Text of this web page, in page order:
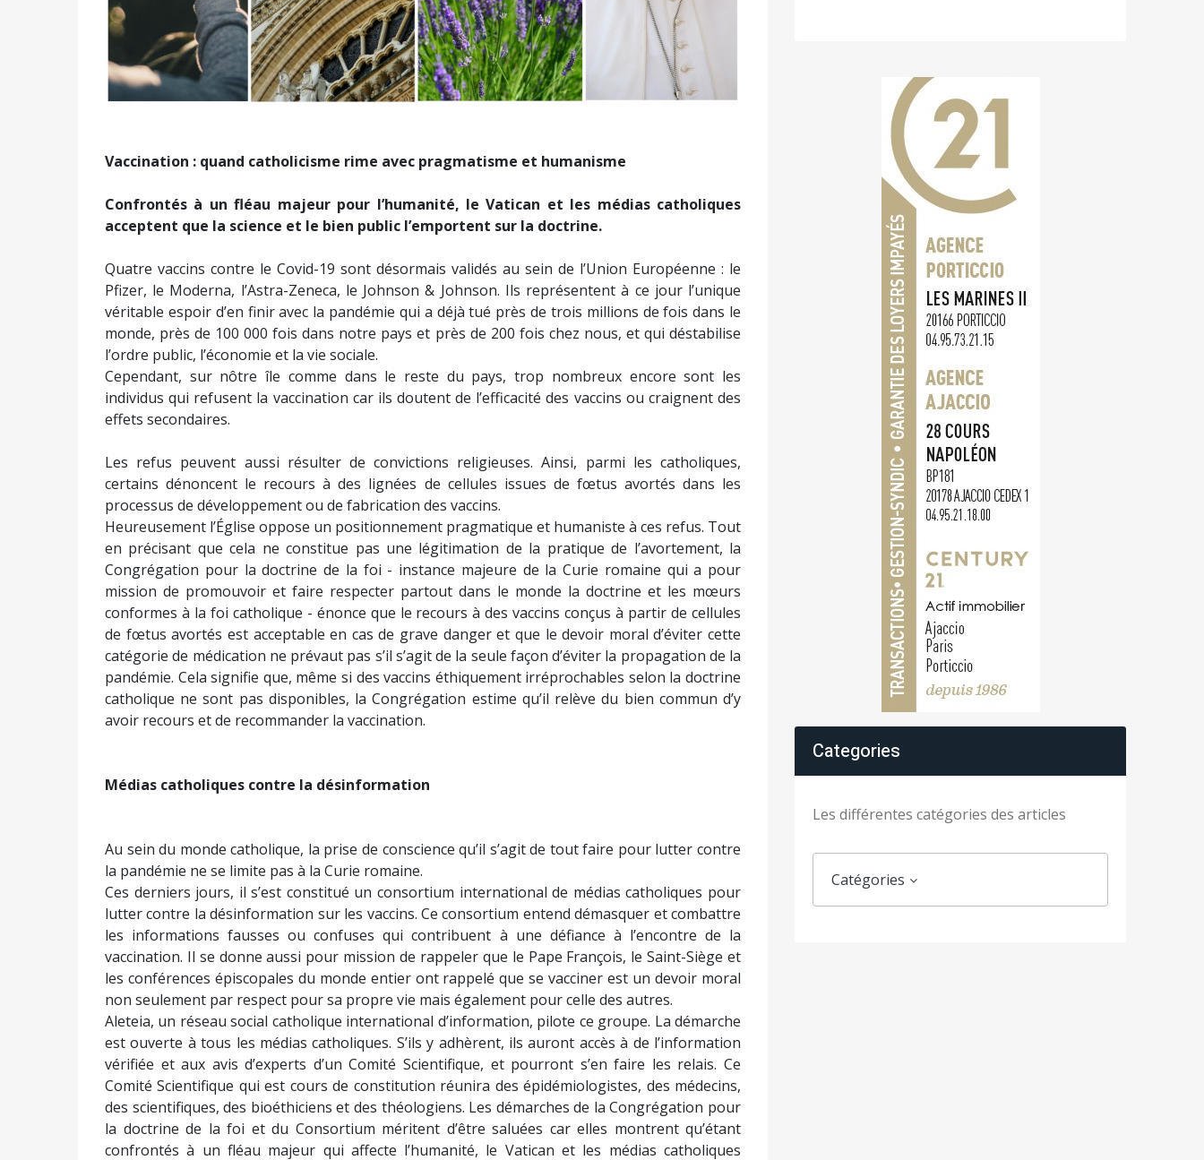
Vaccination : quand catholicisme rime avec pragmatisme et humanisme
Confrontés à un fléau majeur pour l’humanité, le Vatican et les médias catholiques
acceptent que la science et le bien public l’emportent sur la doctrine.
Quatre vaccins contre le Covid-19 sont désormais validés au sein de l’Union Européenne : le
Pfizer, le Moderna, l’Astra-Zeneca, le Johnson & Johnson. Ils représentent à ce jour l’unique
véritable espoir d’en finir avec la pandémie qui a déjà tué près de trois millions de fois dans le
monde, près de 100 000 fois dans notre pays et près de 200 fois chez nous, et qui déstabilise
l’ordre public, l’économie et la vie sociale.
Cependant, sur nôtre île comme dans le reste du pays, trop nombreux encore sont les
individus qui refusent la vaccination car ils doutent de l’efficacité des vaccins ou craignent des
effets secondaires.
Les refus peuvent aussi résulter de convictions religieuses. Ainsi, parmi les catholiques,
certains dénoncent le recours à des lignées de cellules issues de fœtus avortés dans les
processus de développement ou de fabrication des vaccins.
Heureusement l’Église oppose un positionnement pragmatique et humaniste à ces refus. Tout
en précisant que cela ne constitue pas une légitimation de la pratique de l’avortement, la
Congrégation pour la doctrine de la foi - instance majeure de la Curie romaine qui a pour
mission de promouvoir et faire respecter partout dans le monde la doctrine et les mœurs
conformes à la foi catholique - énonce que le recours à des vaccins conçus à partir de cellules
de fœtus avortés est acceptable en cas de grave danger et que le devoir moral d’éviter cette
catégorie de médication ne prévaut pas s’il s’agit de la seule façon d’éviter la propagation de la
pandémie. Cela signifie que, même si des vaccins éthiquement irréprochables selon la doctrine
catholique ne sont pas disponibles, la Congrégation estime qu’il relève du bien commun d’y
avoir recours et de recommander la vaccination.
Médias catholiques contre la désinformation
Au sein du monde catholique, la prise de conscience qu’il s’agit de tout faire pour lutter contre
la pandémie ne se limite pas à la Curie romaine.
Ces derniers jours, il s’est constitué un consortium international de médias catholiques pour
lutter contre la désinformation sur les vaccins. Ce consortium entend démasquer et combattre
les informations fausses ou confuses qui contribuent à une défiance à l’encontre de la
vaccination. Il se donne aussi pour mission de rappeler que le Pape François, le Saint-Siège et
les conférences épiscopales du monde entier ont rappelé que se vacciner est un devoir moral
non seulement par respect pour sa propre vie mais également pour celle des autres.
Aleteia, un réseau social catholique international d’information, pilote ce groupe. La démarche
est ouverte à tous les médias catholiques. S’ils y adhèrent, ils auront accès à de l’information
vérifiée et aux avis d’experts d’un Comité Scientifique, et pourront s’en faire les relais. Ce
Comité Scientifique qui est cours de constitution réunira des épidémiologistes, des médecins,
des scientifiques, des bioéthiciens et des théologiens. Les démarches de la Congrégation pour
la doctrine de la foi et du Consortium méritent d’être saluées car elles montrent qu’étant
confrontés à un fléau majeur qui affecte l’humanité, le Vatican et les médias catholiques
Categories
Les différentes catégories des articles
Catégories